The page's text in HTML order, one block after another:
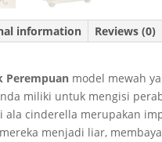
information Reviews (0)
Perempuan model mewah
miliki untuk mengisi
ala cinderella merupakan
menjadi liar,